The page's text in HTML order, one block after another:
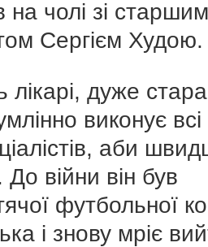
на чолі зі старшим
Сергієм Худою.
лікарі, дуже
виконує всі
аби
До війни він був
футбольної
і знову мріє